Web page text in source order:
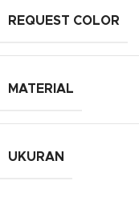
REQUEST COLOR
MATERIAL
UKURAN